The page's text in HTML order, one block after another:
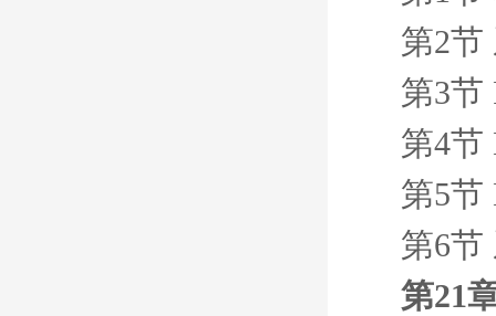
第2节
第3节
第4节
第5节
第6节
第21